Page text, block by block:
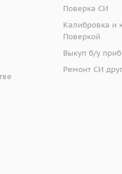
датчику,
Цельсия. На показания
которые
ударопрочным
толщину при наличии
помех. Разработанный
Поверка СИ
Калибровка и
Поверкой
Выкуп б/у
Ремонт СИ